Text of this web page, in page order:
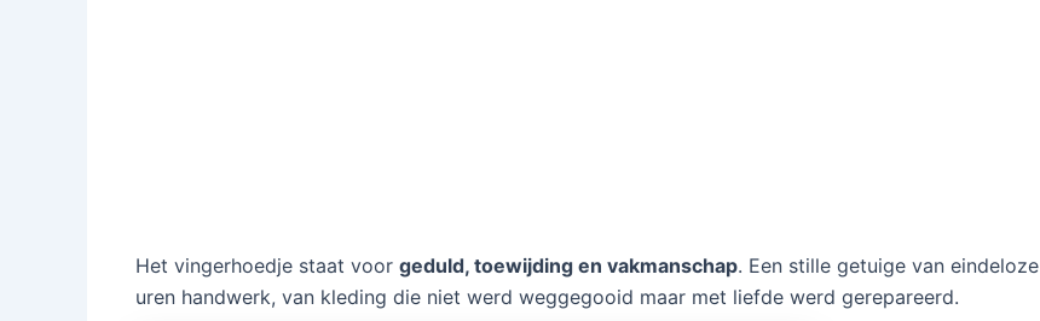
Het vingerhoedje staat voor geduld, toewijding en vakmanschap. Een stille getuige van eindeloze
uren handwerk, van kleding die niet werd weggegooid maar met liefde werd gerepareerd.